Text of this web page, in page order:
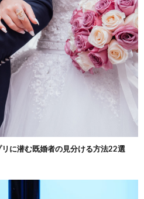
リに潜む既婚者の見分ける方法22選